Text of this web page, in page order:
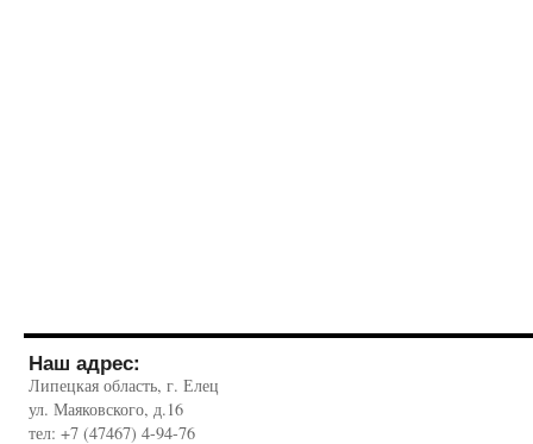
Наш адрес:
Липецкая область, г. Елец
ул. Маяковского, д.16
тел: +7 (47467) 4-94-76